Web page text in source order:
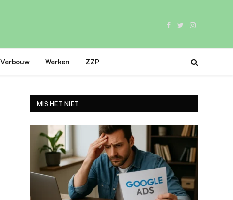
Facebook
TwitterInstagram
Verbouw Werken ZZP
MIS HET NIET